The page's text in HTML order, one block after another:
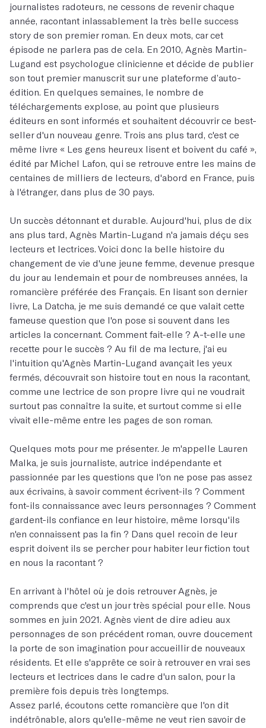
journalistes radoteurs, ne cessons de revenir chaque
année, racontant inlassablement la très belle success
story de son premier roman. En deux mots, car cet
épisode ne parlera pas de cela. En 2010, Agnès Martin-
Lugand est psychologue clinicienne et décide de publier
son tout premier manuscrit sur une plateforme d’auto-
édition. En quelques semaines, le nombre de
téléchargements explose, au point que plusieurs
éditeurs en sont informés et souhaitent découvrir ce best-
seller d'un nouveau genre. Trois ans plus tard, c'est ce
même livre « Les gens heureux lisent et boivent du café »,
édité par Michel Lafon, qui se retrouve entre les mains de
centaines de milliers de lecteurs, d'abord en France, puis
à l'étranger, dans plus de 30 pays.
Un succès détonnant et durable. Aujourd'hui, plus de dix
ans plus tard, Agnès Martin-Lugand n'a jamais déçu ses
lecteurs et lectrices. Voici donc la belle histoire du
changement de vie d'une jeune femme, devenue presque
du jour au lendemain et pour de nombreuses années, la
romancière préférée des Français. En lisant son dernier
livre, La Datcha, je me suis demandé ce que valait cette
fameuse question que l'on pose si souvent dans les
articles la concernant. Comment fait-elle ? A-t-elle une
recette pour le succès ? Au fil de ma lecture, j'ai eu
l'intuition qu'Agnès Martin-Lugand avançait les yeux
fermés, découvrait son histoire tout en nous la racontant,
comme une lectrice de son propre livre qui ne voudrait
surtout pas connaître la suite, et surtout comme si elle
vivait elle-même entre les pages de son roman.
Quelques mots pour me présenter. Je m'appelle Lauren
Malka, je suis journaliste, autrice indépendante et
passionnée par les questions que l'on ne pose pas assez
aux écrivains, à savoir comment écrivent-ils ? Comment
font-ils connaissance avec leurs personnages ? Comment
gardent-ils confiance en leur histoire, même lorsqu'ils
n'en connaissent pas la fin ? Dans quel recoin de leur
esprit doivent ils se percher pour habiter leur fiction tout
en nous la racontant ?
En arrivant à l'hôtel où je dois retrouver Agnès, je
comprends que c'est un jour très spécial pour elle. Nous
sommes en juin 2021. Agnès vient de dire adieu aux
personnages de son précédent roman, ouvre doucement
la porte de son imagination pour accueillir de nouveaux
résidents. Et elle s'apprête ce soir à retrouver en vrai ses
lecteurs et lectrices dans le cadre d'un salon, pour la
première fois depuis très longtemps.
Assez parlé, écoutons cette romancière que l'on dit
indétrônable, alors qu'elle-même ne veut rien savoir de